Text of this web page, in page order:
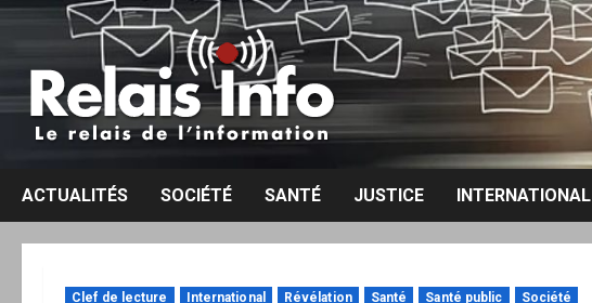
Aller
contenu
ACTUALITÉS SOCIÉTÉ SANTÉ JUSTICE INTERNATIONAL
Clef de lecture International Révélation Santé Santé public Société